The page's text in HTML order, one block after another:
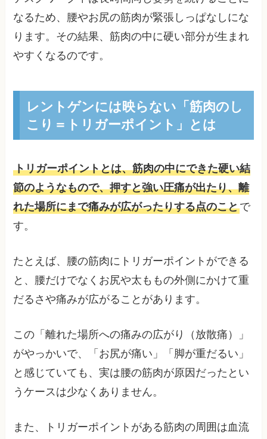
なるため、腰やお尻の筋肉が緊張しっぱなしにな
ります。その結果、筋肉の中に硬い部分が生まれ
やすくなるのです。
レントゲンには映らない「筋肉のし
こり＝トリガーポイント」とは
トリガーポイントとは、筋肉の中にできた硬い結
節のようなもので、押すと強い圧痛が出たり、離
れた場所にまで痛みが広がったりする点のことで
す。
たとえば、腰の筋肉にトリガーポイントができる
と、腰だけでなくお尻や太ももの外側にかけて重
だるさや痛みが広がることがあります。
この「離れた場所への痛みの広がり（放散痛）」
がやっかいで、「お尻が痛い」「脚が重だるい」
と感じていても、実は腰の筋肉が原因だったとい
うケースは少なくありません。
また、トリガーポイントがある筋肉の周囲は血流